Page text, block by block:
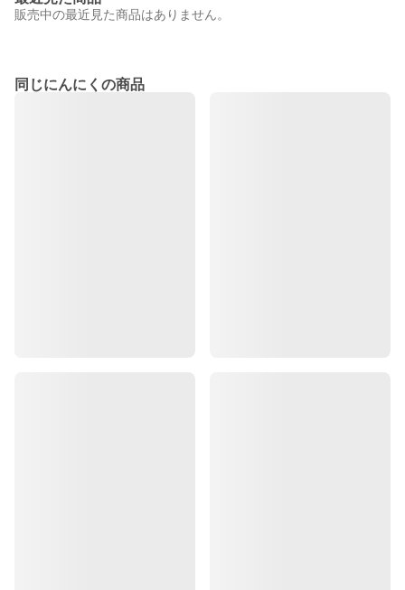
販売中の最近見た商品はありません。
同じにんにくの商品